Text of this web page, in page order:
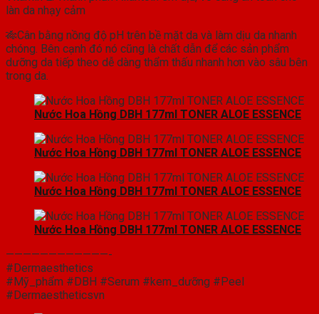
làn da nhạy cảm
🎋Cân bằng nồng độ pH trên bề mặt da và làm dịu da nhanh
chóng. Bên cạnh đó nó cũng là chất dẫn để các sản phẩm
dưỡng da tiếp theo dễ dàng thẩm thấu nhanh hơn vào sâu bên
trong da.
Nước Hoa Hồng DBH 177ml TONER ALOE ESSENCE
Nước Hoa Hồng DBH 177ml TONER ALOE ESSENCE
Nước Hoa Hồng DBH 177ml TONER ALOE ESSENCE
Nước Hoa Hồng DBH 177ml TONER ALOE ESSENCE
————————————-
#Dermaesthetics
#Mỹ_phẩm #DBH #Serum #kem_dưỡng #Peel
#Dermaestheticsvn